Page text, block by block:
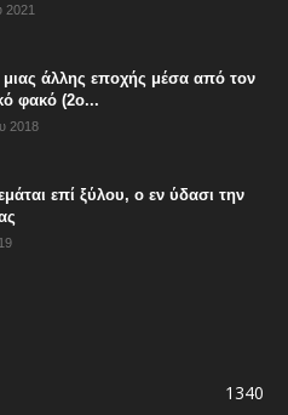
2021
άλλης εποχής μέσα από τον
φακό (2ο...
2018
επί ξύλου, ο εν ύδασι την
1340